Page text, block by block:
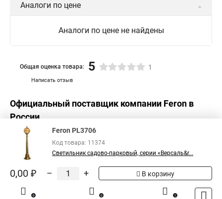
Аналоги по цене
Аналоги по цене не найдены
Написать отзыв
Общая оценка товара: 5 1
Официальный поставщик компании Feron в
России
Feron PL3706
Код товара: 11374
Светильник садово-парковый, серии «Версаль&r...
0,00 ₽ – + В корзину
0 0 1